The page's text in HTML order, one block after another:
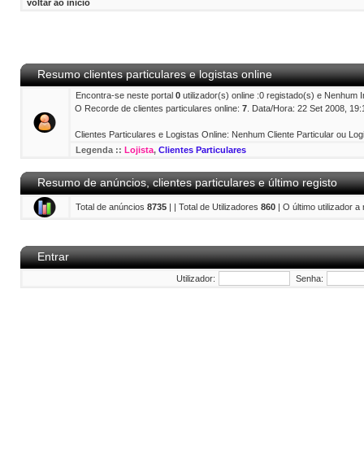
voltar ao inicio
Resumo clientes particulares e logistas online
Encontra-se neste portal 0 utilizador(s) online :0 registado(s) e Nenhum
O Recorde de clientes particulares online: 7 . Data/Hora: 22 Set 2008,
Clientes Particulares e Logistas Online: Nenhum Cliente Particular ou
Legenda :: Lojista, Clientes Particulares
Resumo de anúncios, clientes particulares e último registo
Total de anúncios 8735 | | Total de Utilizadores 860 | O último utilizador
Entrar
Utilizador: Senha: